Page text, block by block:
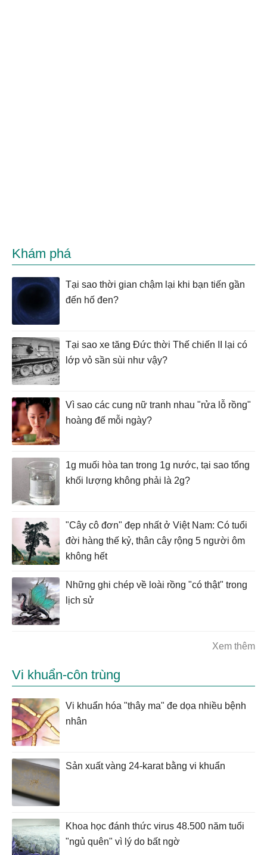
Khám phá
Tại sao thời gian chậm lại khi bạn tiến gần
đến hố đen?
Tại sao xe tăng Đức thời Thế chiến II lại có
lớp vỏ sần sùi như vậy?
Vì sao các cung nữ tranh nhau "rửa lỗ rồng"
hoàng đế mỗi ngày?
1g muối hòa tan trong 1g nước, tại sao tổng
khối lượng không phải là 2g?
"Cây cô đơn" đẹp nhất ở Việt Nam: Có tuổi
đời hàng thế kỷ, thân cây rộng 5 người ôm
không hết
Những ghi chép về loài rồng "có thật" trong
lịch sử
Xem thêm
Vi khuẩn-côn trùng
Vi khuẩn hóa "thây ma" đe dọa nhiều bệnh
nhân
Sản xuất vàng 24-karat bằng vi khuẩn
Khoa học đánh thức virus 48.500 năm tuổi
"ngủ quên" vì lý do bất ngờ